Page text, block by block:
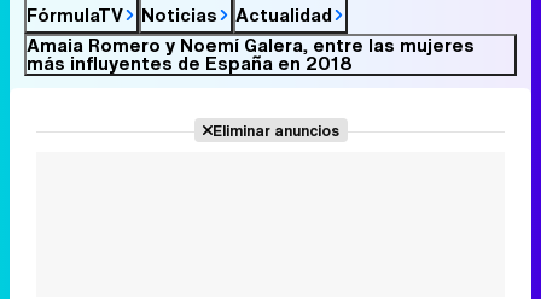
FórmulaTV Noticias
Actualidad
Amaia Romero y Noemí Galera, entre las mujeres
más influyentes de España en 2018
Eliminar anuncios